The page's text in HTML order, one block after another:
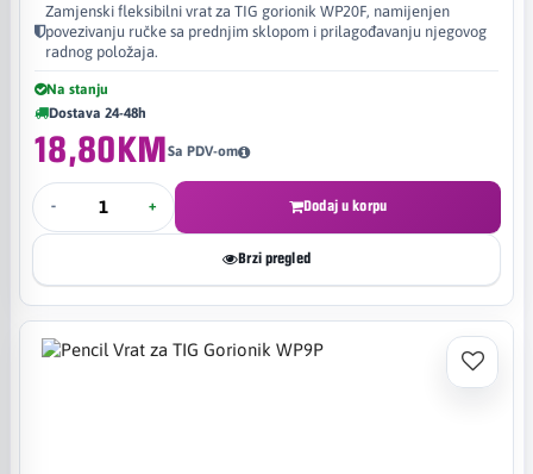
Zamjenski fleksibilni vrat za TIG gorionik WP20F, namijenjen
povezivanju ručke sa prednjim sklopom i prilagođavanju njegovog
radnog položaja.
Na stanju
Dostava 24-48h
18,80KMSa PDV-om
- + Dodaj u korpu
Brzi pregled